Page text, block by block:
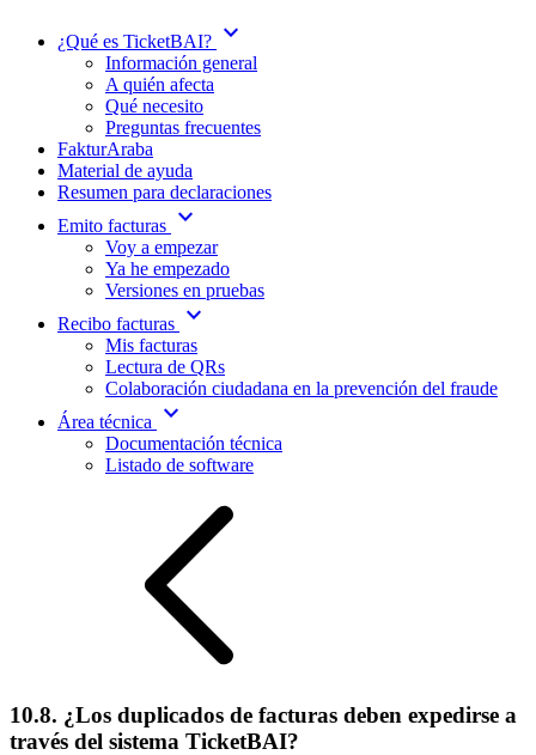
¿Qué es TicketBAI? expand_more
Información general
A quién afecta
Qué necesito
Preguntas frecuentes
FakturAraba
Material de ayuda
Resumen para declaraciones
Emito facturas expand_more
Voy a empezar
Ya he empezado
Versiones en pruebas
Recibo facturas expand_more
Mis facturas
Lectura de QRs
Colaboración ciudadana en la prevención del fraude
Área técnica
expand_more
Documentación técnica
Listado de software
10.8. ¿Los duplicados de facturas deben expedirse a
través del sistema TicketBAI?